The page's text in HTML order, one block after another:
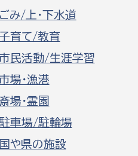
ごみ/上・下水道
育て/教育
民活動/生涯学習
場・漁港
場・霊園
車場/駐輪場
国や県の施設